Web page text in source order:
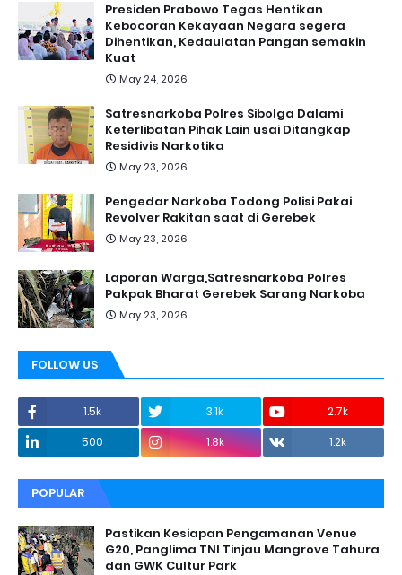
Presiden Prabowo Tegas Hentikan
Kebocoran Kekayaan Negara segera
Dihentikan, Kedaulatan Pangan semakin
Kuat
May 24, 2026
Satresnarkoba Polres Sibolga Dalami
Keterlibatan Pihak Lain usai Ditangkap
Residivis Narkotika
May 23, 2026
Pengedar Narkoba Todong Polisi Pakai
Revolver Rakitan saat di Gerebek
May 23, 2026
Laporan Warga,Satresnarkoba Polres
Pakpak Bharat Gerebek Sarang Narkoba
May 23, 2026
FOLLOW US
1.5k 3.1k
2.7k
500
1.8k 1.2k
POPULAR
Pastikan Kesiapan Pengamanan Venue
G20, Panglima TNI Tinjau Mangrove Tahura
dan GWK Cultur Park